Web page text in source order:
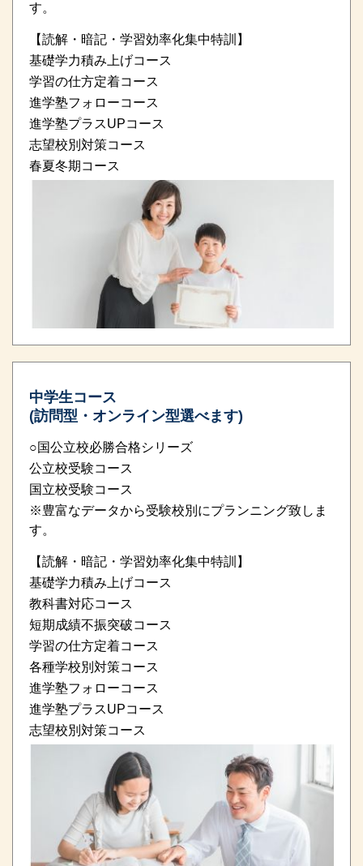
す。
【読解・暗記・学習効率化集中特訓】
基礎学力積み上げコース
学習の仕方定着コース
進学塾フォローコース
進学塾プラスUPコース
志望校別対策コース
春夏冬期コース
中学生コース
(訪問型・オンライン型選べます)
○国公立校必勝合格シリーズ
公立校受験コース
国立校受験コース
※豊富なデータから受験校別にプランニング致しま
す。
【読解・暗記・学習効率化集中特訓】
基礎学力積み上げコース
教科書対応コース
短期成績不振突破コース
学習の仕方定着コース
各種学校別対策コース
進学塾フォローコース
進学塾プラスUPコース
志望校別対策コース